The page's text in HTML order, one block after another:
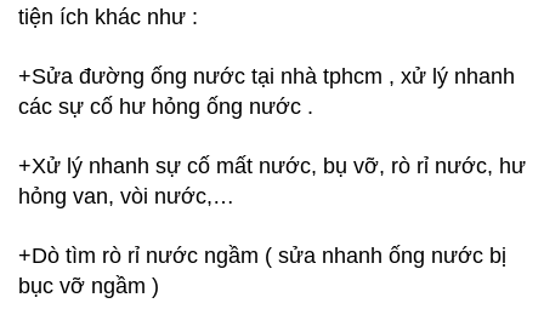
tiện ích khác như :
+Sửa đường ống nước tại nhà tphcm , xử lý nhanh
các sự cố hư hỏng ống nước .
+Xử lý nhanh sự cố mất nước, bụ vỡ, rò rỉ nước, hư
hỏng van, vòi nước,…
+Dò tìm rò rỉ nước ngầm ( sửa nhanh ống nước bị
bục vỡ ngầm )